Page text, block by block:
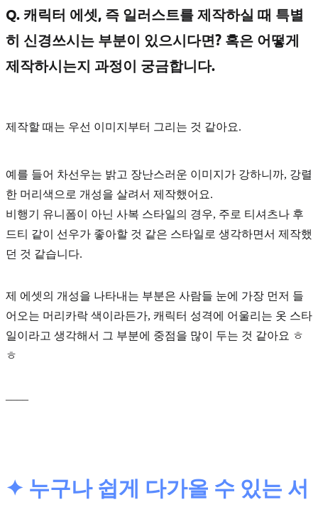
Q. 캐릭터 에셋, 즉 일러스트를 제작하실 때 특별
히 신경쓰시는 부분이 있으시다면? 혹은 어떻게
제작하시는지 과정이 궁금합니다.
제작할 때는 우선 이미지 부터 그리는 것 같아요.
예를 들어 차선우는 밝고 장난스러운 이미지가 강하니까, 강렬
한 머리색으로 개성을 살려서 제작했어요.
비행기 유니폼이 아닌 사복 스타일의 경우, 주로 티셔츠나 후
드티 같이 선우가 좋아할 것 같은 스타일로 생각하면서 제작했
던 것 같습니다.
제 에셋의 개성을 나타내는 부분은 사람들 눈에 가장 먼저 들
어오는 머리카락 색이라든가, 캐릭터 성격에 어울리는 옷 스타
일이라고 생각해서 그 부분에 중점을 많이 두는 것 같아요 ㅎ
ㅎ
✦ 누구나 쉽게 다가올 수 있는 서